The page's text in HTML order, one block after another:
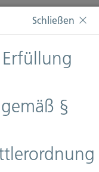
Sie weiterhin
SeiteDatenschutz
anzeigen
Schließen
§